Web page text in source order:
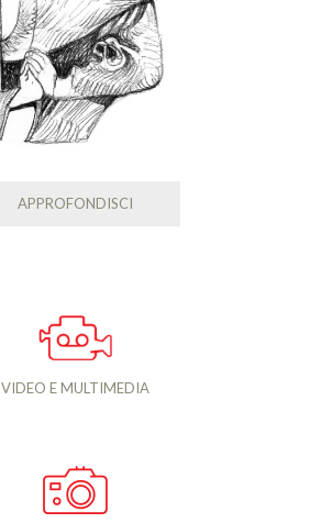
APPROFONDISCI
VIDEO E MULTIMEDIA